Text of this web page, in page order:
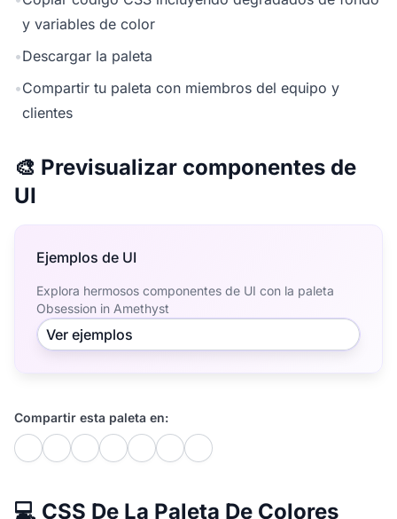
y variables de color
•Descargar la paleta
•Compartir tu paleta con miembros del equipo y
clientes
🎨 Previsualizar componentes de
UI
Ejemplos de UI
Explora hermosos componentes de UI con la paleta
Obsession in Amethyst
Ver ejemplos
Compartir esta paleta en:
💻 CSS De La Paleta De Colores